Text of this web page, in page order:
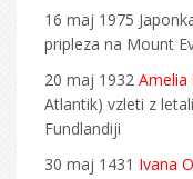
16 maj 1975
pripleza na Mount
20 maj 1932 Amelia
Atlantik) vzleti z
Fundlandiji
30 maj 1431 Ivana